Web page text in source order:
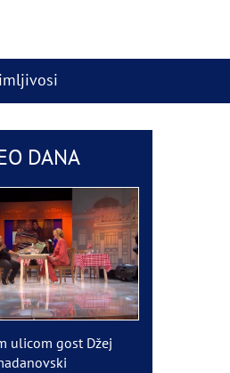
DANA
ulicom gost Džej